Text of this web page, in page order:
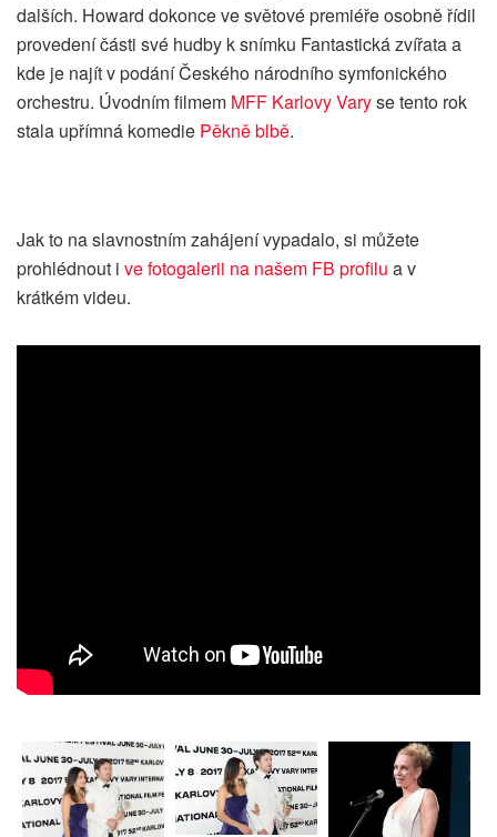
dalších. Howard dokonce ve světové premiéře osobně řídil
provedení části své hudby k snímku Fantastická zvířata a
kde je najít v podání Českého národního symfonického
orchestru. Úvodním filmem MFF Karlovy Varyse tento rok
stala upřímná komedie Pěkně blbě.
Jak to na slavnostním zahájení vypadalo, si můžete
prohlédnout i ve fotogalerii na našem FB profilu a v
krátkém videu.